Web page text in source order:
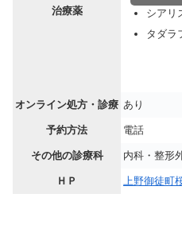
治療薬
シア
タダラ
オンライン処方・診療 あり
予約方法 電話
その他の診療科 内科・整形
ＨＰ 上野御徒町